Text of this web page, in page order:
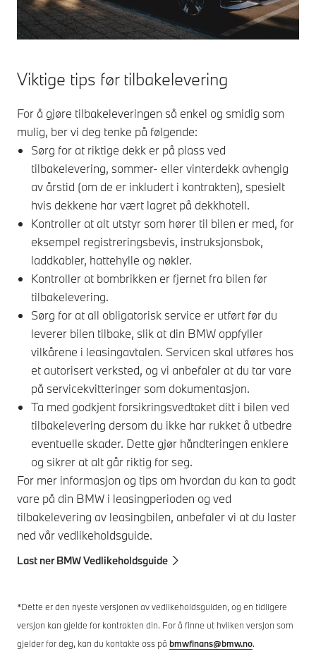
Viktige tips før tilbakelevering
For å gjøre tilbakeleveringen så enkel og smidig som
mulig, ber vi deg tenke på følgende:
Sørg for at riktige dekk er på plass ved
tilbakelevering, sommer- eller vinterdekk avhengig
av årstid (om de er inkludert i kontrakten), spesielt
hvis dekkene har vært lagret på dekkhotell.
Kontroller at alt utstyr som hører til bilen er med, for
eksempel registreringsbevis, instruksjonsbok,
laddkabler, hattehylle og nøkler.
Kontroller at bombrikken er fjernet fra bilen før
tilbakelevering.
Sørg for at all obligatorisk service er utført før du
leverer bilen tilbake, slik at din BMW oppfyller
vilkårene i leasingavtalen. Servicen skal utføres hos
et autorisert verksted, og vi anbefaler at du tar vare
på servicekvitteringer som dokumentasjon.
Ta med godkjent forsikringsvedtaket ditt i bilen ved
tilbakelevering dersom du ikke har rukket å utbedre
eventuelle skader. Dette gjør håndteringen enklere
og sikrer at alt går riktig for seg.
For mer informasjon og tips om hvordan du kan ta godt
vare på din BMW i leasingperioden og ved
tilbakelevering av leasingbilen, anbefaler vi at du laster
ned vår vedlikeholdsguide.
Last ner BMW Vedlikeholdsguide
*Dette er den nyeste versjonen av vedlikeholdsguiden, og en tidligere
versjon kan gjelde for kontrakten din. For å finne ut hvilken versjon som
gjelder for deg, kan du kontakte oss på bmwfinans@bmw.no.